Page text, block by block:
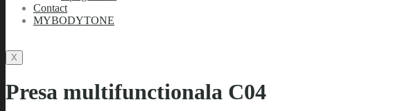
Contact
MYBODYTONE
X
Presa multifunctionala C04